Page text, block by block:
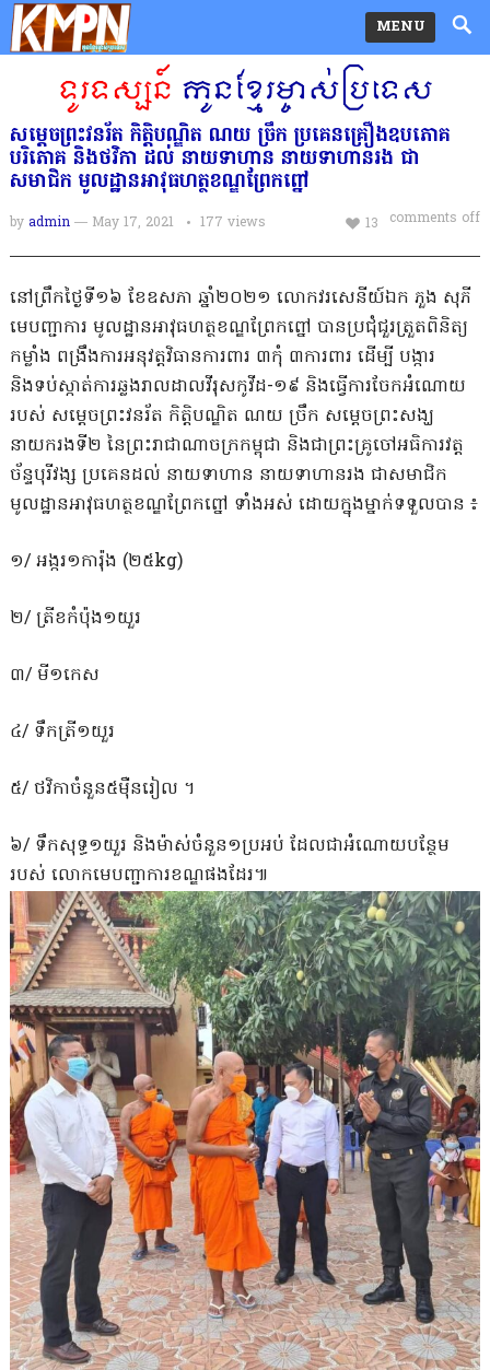
MENU
សម្តេចព្រះវនរ័ត កិត្តិបណ្ឌិត ណយ ច្រឹក ប្រគេនគ្រឿងឧបភោគ
បរិភោគ និងថវិកា ដល់ នាយទាហាន នាយទាហានរង ជា
សមាជិក មូលដ្ឋានអាវុធហត្ថខណ្ឌព្រែកព្នៅ
by admin — May 17, 2021 177 views comments off
13
នៅព្រឹកថ្ងៃទី១៦ ខែឧសភា ឆ្នាំ២០២១ លោកវរសេនីយ៍ឯក ភួង សុភី
មេបញ្ជាការ មូលដ្ឋានអាវុធហត្ថខណ្ឌព្រែកព្នៅ បានប្រជុំជួរត្រួតពិនិត្យ
កម្លាំង ពង្រឹងការអនុវត្តវិធានការពារ ៣កុំ ៣ការពារ ដេីម្បី បង្ការ​
និងទប់ស្កាត់ការឆ្លងរាលដាលវីរុសកូវីដ-១៩ និងធ្វើការចែកអំណោយ
របស់ សម្តេចព្រះវនរ័ត កិត្តិបណ្ឌិត ណយ ច្រឹក សម្តេចព្រះសង្ឃ
នាយករងទី២ នៃព្រះរាជាណាចក្រកម្ពុជា និងជាព្រះគ្រូចៅអធិការវត្ត
ច័ន្ទបុរីវង្ស ប្រគេនដល់ នាយទាហាន នាយទាហានរង ជាសមាជិក
មូលដ្ឋានអាវុធហត្ថខណ្ឌព្រែកព្នៅ ទាំងអស់ ដោយក្នុងម្នាក់ទទួលបាន ៖
១/ អង្ករ១ការ៉ុង (២៥kg)
២/ ត្រីខកំប៉ុង១យួរ
៣/ មី១កេស
៤/ ទឹកត្រី១យួរ
៥/ ថវិកាចំនួន៥មុឺនរៀល ។
៦/ ទឹកសុទ្ធ១យួរ និងម៉ាស់ចំនួន១ប្រអប់ ដែលជាអំណោយបន្ថែម
របស់ លោកមេបញ្ជាការខណ្ឌផងដែរ៕